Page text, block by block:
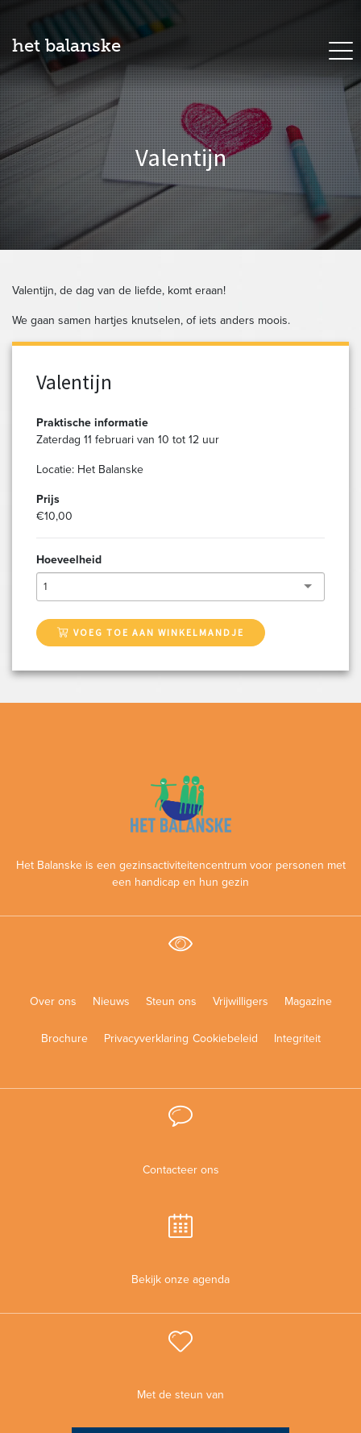
het balanske
Valentijn
Valentijn, de dag van de liefde, komt eraan!
We gaan samen hartjes knutselen, of iets anders moois.
Valentijn
Praktische informatie
Zaterdag 11 februari van 10 tot 12 uur
Locatie: Het Balanske
Prijs
€10,00
Hoeveelheid
1
VOEG TOE AAN WINKELMANDJE
Het Balanske is een gezinsactiviteitencentrum voor personen met
een handicap en hun gezin
Over ons Nieuws Steun ons Vrijwilligers Magazine
Brochure Privacyverklaring Cookiebeleid Integriteit
Contacteer ons
Bekijk onze agenda
Met de steun van